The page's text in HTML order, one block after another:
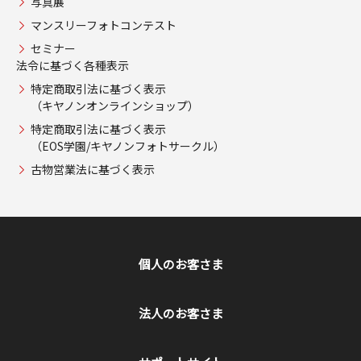
マンスリーフォトコンテスト
セミナー
法令に基づく各種表示
特定商取引法に基づく表示
（キヤノンオンラインショップ）
特定商取引法に基づく表示
（EOS学園/キヤノンフォトサークル）
古物営業法に基づく表示
個人のお客さま
法人のお客さま